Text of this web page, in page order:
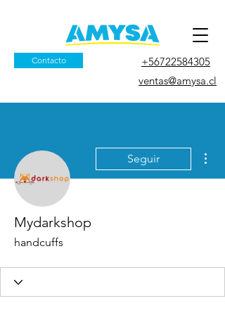
Contacto
+56722584305
ventas@amysa.cl
Seguir
Mydarkshop
handcuffs